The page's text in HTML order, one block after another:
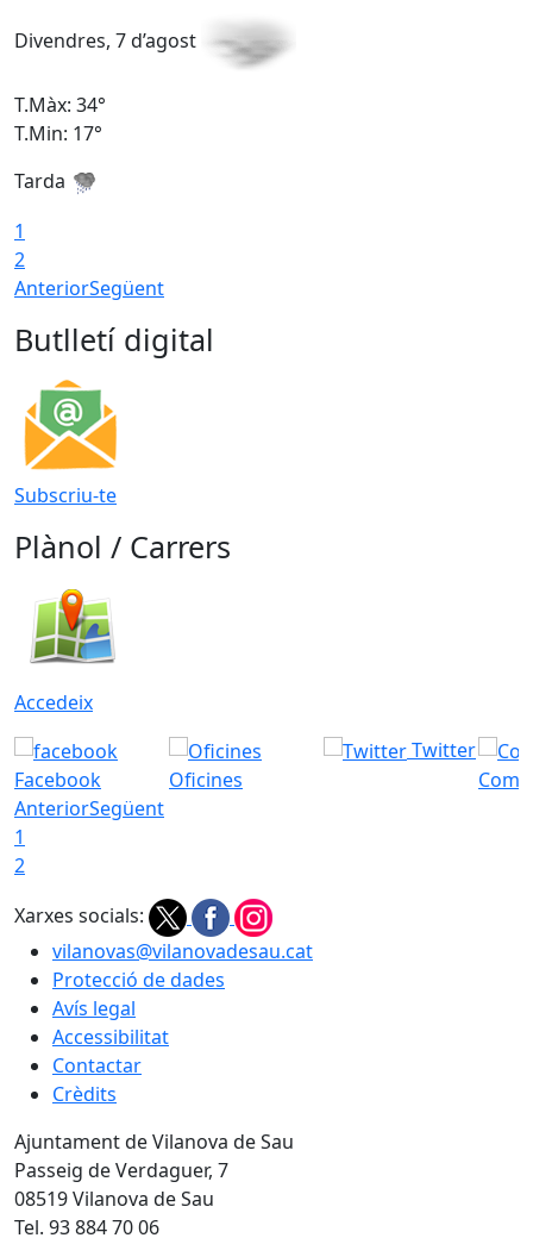
Divendres, 7 d’agost
T.Màx: 34°
T.Min: 17°
Tarda
1
2
AnteriorSegüent
Butlletí digital
Subscriu-te
Plànol / Carrers
Accedeix
Facebook Oficines
Twitter
Com
AnteriorSegüent
1
2
Xarxes socials:
vilanovas@vilanovadesau.cat
Protecció de dades
Avís legal
Accessibilitat
Contactar
Crèdits
Ajuntament de Vilanova de Sau
Passeig de Verdaguer, 7
08519 Vilanova de Sau
Tel. 93 884 70 06